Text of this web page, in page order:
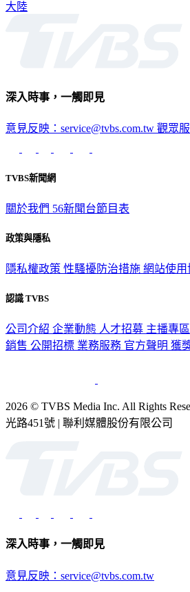
大陸
深入時事，一觸即見
意見反映：service@tvbs.com.tw 觀眾
TVBS新聞網
關於我們 56新聞台節目表
政策與隱私
隱私權政策 性騷擾防治措施 網站使用
認識 TVBS
公司介紹 企業動態 人才招募 主播專區
銷售 公開招標 業務服務 官方聲明 獲
2026 © TVBS Media Inc. All Rights
光路451號 | 聯利媒體股份有限公司
深入時事，一觸即見
意見反映：service@tvbs.com.tw